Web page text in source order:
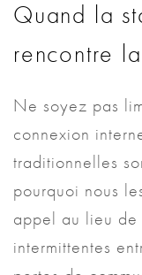
Quand la
rencontre
Ne soyez pas
connexion
traditionnelles
pourquoi nous
appel au lieu de
intermittentes